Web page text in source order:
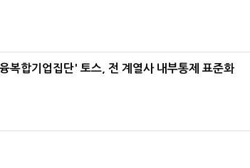
복합기업집단' 토스, 전 계열사 내부통제 표준화